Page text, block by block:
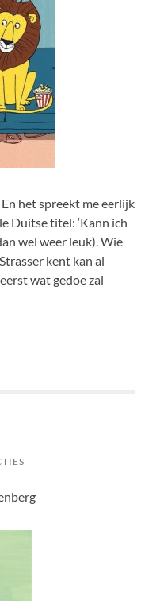
het spreekt me eerlijk
Duitse titel: ‘Kann ich
wel weer leuk). Wie
kent kan al
wat gedoe zal